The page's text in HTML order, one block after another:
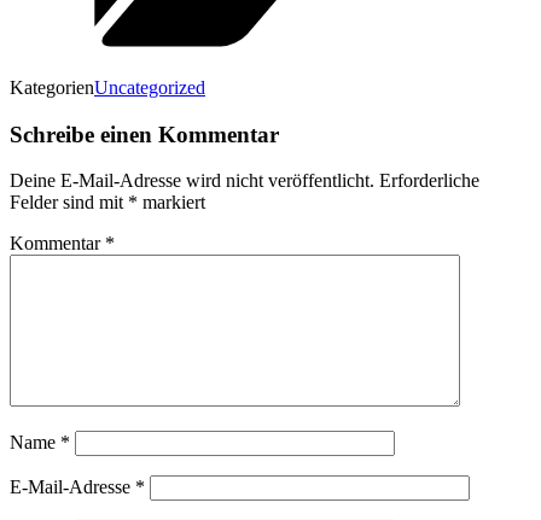
KategorienUncategorized
Schreibe einen Kommentar
Deine E-Mail-Adresse wird nicht veröffentlicht. Erforderliche
Felder sind mit * markiert
Kommentar *
Name *
E-Mail-Adresse *